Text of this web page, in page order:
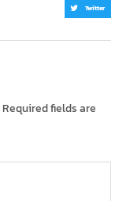
Twitter
Required fields are